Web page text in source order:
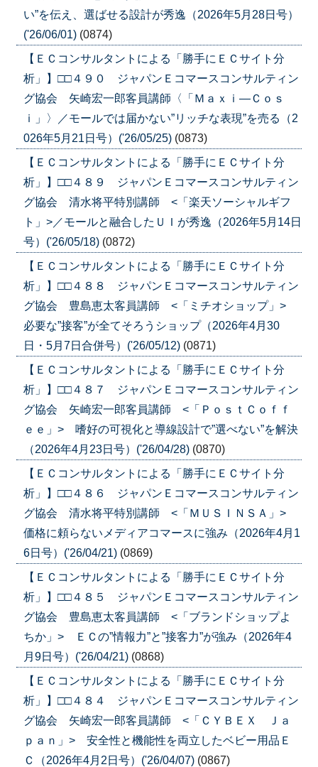
い”を伝え、選ばせる設計が秀逸（2026年5月28日号）
('26/06/01) (0874)
【ＥＣコンサルタントによる「勝手にＥＣサイト分
析」】□□４９０ ジャパンＥコマースコンサルティン
グ協会 矢崎宏一郎客員講師〈「Ｍａｘｉ―Ｃｏｓ
ｉ」〉／モールでは届かない”リッチな表現”を売る（2
026年5月21日号）('26/05/25) (0873)
【ＥＣコンサルタントによる「勝手にＥＣサイト分
析」】□□４８９ ジャパンＥコマースコンサルティン
グ協会 清水将平特別講師 <「楽天ソーシャルギフ
ト」>／モールと融合したＵＩが秀逸（2026年5月14日
号）('26/05/18) (0872)
【ＥＣコンサルタントによる「勝手にＥＣサイト分
析」】□□４８８ ジャパンＥコマースコンサルティン
グ協会 豊島恵太客員講師 <「ミチオショップ」>
必要な”接客”が全てそろうショップ（2026年4月30
日・5月7日合併号）('26/05/12) (0871)
【ＥＣコンサルタントによる「勝手にＥＣサイト分
析」】□□４８７ ジャパンＥコマースコンサルティン
グ協会 矢崎宏一郎客員講師 <「ＰｏｓｔＣｏｆｆ
ｅｅ」> 嗜好の可視化と導線設計で”選べない”を解決
（2026年4月23日号）('26/04/28) (0870)
【ＥＣコンサルタントによる「勝手にＥＣサイト分
析」】□□４８６ ジャパンＥコマースコンサルティン
グ協会 清水将平特別講師 <「ＭＵＳＩＮＳＡ」>
価格に頼らないメディアコマースに強み（2026年4月1
6日号）('26/04/21) (0869)
【ＥＣコンサルタントによる「勝手にＥＣサイト分
析」】□□４８５ ジャパンＥコマースコンサルティン
グ協会 豊島恵太客員講師 <「ブランドショップよ
ちか」> ＥＣの”情報力”と”接客力”が強み（2026年4
月9日号）('26/04/21) (0868)
【ＥＣコンサルタントによる「勝手にＥＣサイト分
析」】□□４８４ ジャパンＥコマースコンサルティン
グ協会 矢崎宏一郎客員講師 <「ＣＹＢＥＸ Ｊａ
ｐａｎ」> 安全性と機能性を両立したベビー用品Ｅ
Ｃ（2026年4月2日号）('26/04/07) (0867)